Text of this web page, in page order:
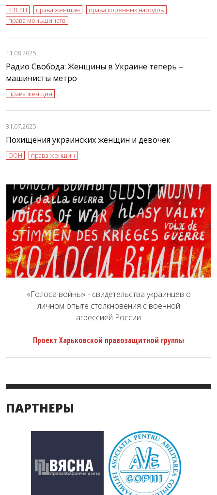
КЭСКП права женщин
права коренных народов
права меньшинств
11.08.2025
Радио Свобода: Женщины в Украине теперь –
машинисты метро
права женщин
31.07.2025
Похищения украинских женщин и девочек
ООН права женщин
«Голоса войны» - свидетельства украинцев о
личном опыте столкновения с военной
агрессией России
Проект Харьковской правозащитной группы
ПАРТНЕРЫ